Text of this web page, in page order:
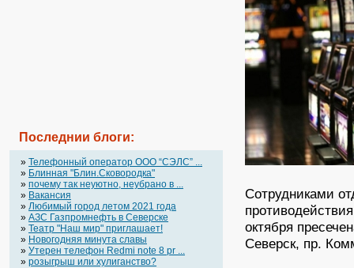
Последнии блоги:
» Телефонный оператор OOO “СЭЛС” ...
» Блинная "Блин.Сковородка"
» почему так неуютно, неубрано в ...
» Вакансия
» Любимый город летом 2021 года
» АЗС Газпромнефть в Северске
» Театр "Наш мир" приглашает!
» Новогодняя минута славы
» Утерен телефон Redmi note 8 pr ...
» розыгрыш или хулиганство?
Сотрудниками
октября
Северск, пр.